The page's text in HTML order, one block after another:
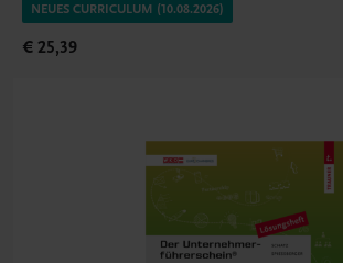
NEUES CURRICULUM (10.08.2026)
€ 25,39